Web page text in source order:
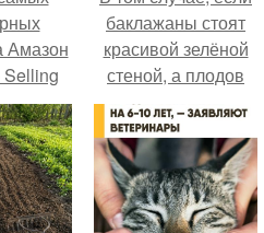
Амазон
Selling
Amazon
баклажаны стоят
красивой зелёной
стеной, а плодов
почти не видно -
радоваться тут
нечему.